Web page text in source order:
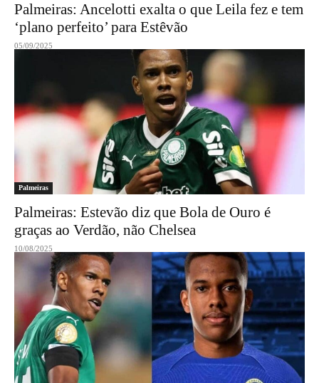
Palmeiras: Ancelotti exalta o que Leila fez e tem
‘plano perfeito’ para Estêvão
05/09/2025
Palmeiras
Palmeiras: Estevão diz que Bola de Ouro é
graças ao Verdão, não Chelsea
10/08/2025